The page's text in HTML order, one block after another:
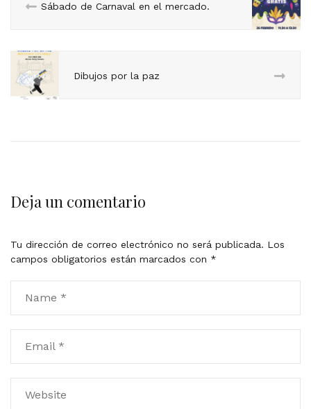
Sábado de Carnaval en el mercado.
Dibujos por la paz
Deja un comentario
Tu dirección de correo electrónico no será publicada. Los
campos obligatorios están marcados con *